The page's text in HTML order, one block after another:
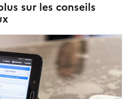
sur les conseils